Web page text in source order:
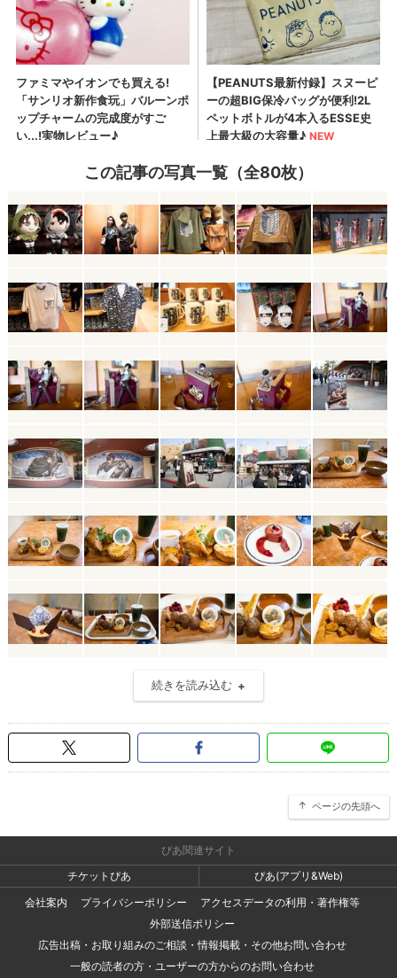
この記事の写真一覧（全80枚）
続きを読み込む
ページの先頭へ
ぴあ関連サイト
チケットぴあ
ぴあ(アプリ&Web)
会社案内
プライバシーポリシー
アクセスデータの利用・著作権等
外部送信ポリシー
広告出稿・お取り組みのご相談・情報掲載・その他お問い合わせ
一般の読者の方・ユーザーの方からのお問い合わせ